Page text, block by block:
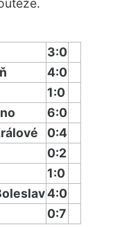
3:0
4:0
1:0
6:0
0:4
0:2
1:0
4:0
0:7